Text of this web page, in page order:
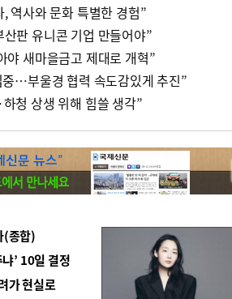
역사와 문화 특별한 경험”
판 유니콘 기업 만들어야”
야 새마을금고 제대로 개혁”
…부울경 협력 속도감있게 추진”
청 상생 위해 힘쓸 생각”
(종합)
’ 10일 결정
가 현실로